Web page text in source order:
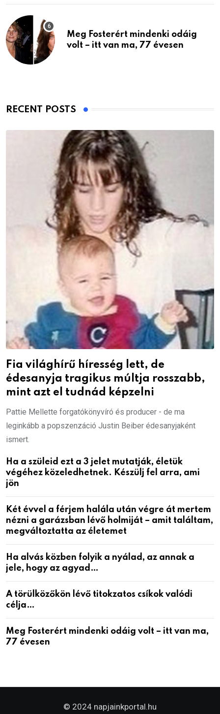
Meg Fosterért mindenki odáig
volt – itt van ma, 77 évesen
RECENT POSTS
Fia világhírű híresség lett, de
édesanyja tragikus múltja rosszabb,
mint azt el tudnád képzelni
Pattie Mellette forgatókönyvíró és producer - de ma
leginkább a popszenzáció Justin Beiber édesanyjaként
ismert.
Ha a szüleid ezt a 3 jelet mutatják, életük
végéhez közeledhetnek. Készülj fel arra, ami
jön
Két évvel a férjem halála után végre át mertem
nézni a garázsban lévő holmiját – amit találtam,
megváltoztatta az életemet
Ha alvás közben folyik a nyálad, az annak a
jele, hogy az agyad…
A törülközőkön lévő titokzatos csíkok valódi
célja…
Meg Fosterért mindenki odáig volt – itt van ma,
77 évesen
© 2024 napjainkportal.hu